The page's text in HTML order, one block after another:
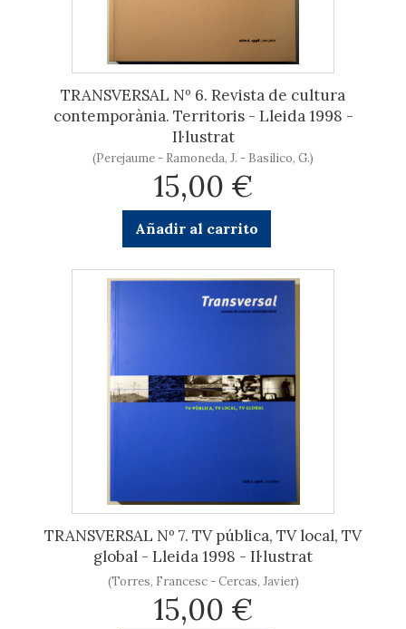
TRANSVERSAL Nº 6. Revista de cultura
contemporània. Territoris - Lleida 1998 -
Il·lustrat
(Perejaume - Ramoneda, J. - Basilico, G.)
15,00 €
Añadir al carrito
TRANSVERSAL Nº 7. TV pública, TV local, TV
global - Lleida 1998 - Il·lustrat
(Torres, Francesc - Cercas, Javier)
15,00 €